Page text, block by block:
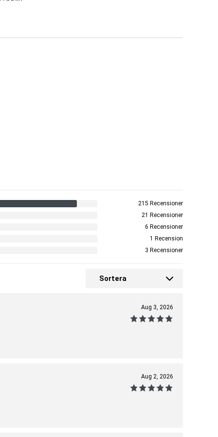
215 Recensioner
21 Recensioner
6 Recensioner
1 Recension
3 Recensioner
Sortera
Aug 3, 2026
Aug 2, 2026